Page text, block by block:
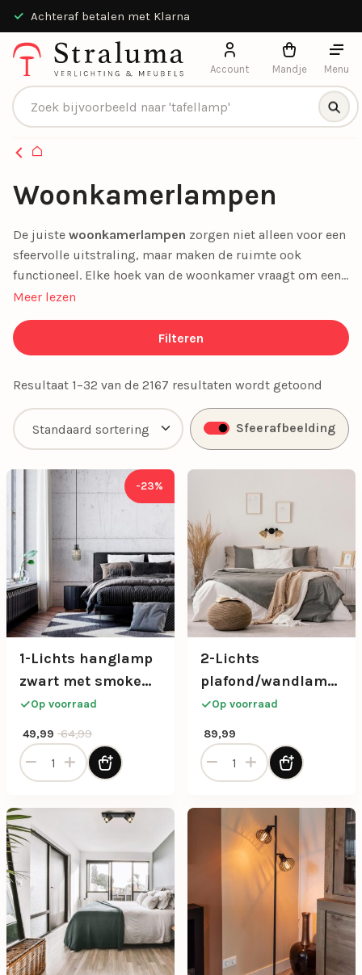
Achteraf betalen met Klarna
Producten zoeken
Account Mandje Menu
Woonkamerlampen
De juiste woonkamerlampen zorgen niet alleen voor een
sfeervolle uitstraling, maar maken de ruimte ook
functioneel. Elke hoek van de woonkamer vraagt om een
ander soort
Daarom is het belangrijk om vooraf te bedenken welke
activiteiten je in de woonkamer wilt doen en waar deze
eenvoudig waar de lichtpunten moeten komen. Op deze
manier zorg je ervoor dat elke hoek van de woonkamer
optimaal verlicht is.
Meer lezen
Filteren
Resultaat 1–32 van de 2167 resultaten wordt getoond
Sfeerafbeelding
-23%
1-Lichts hanglamp
zwart met smoke
glazen cilinder
Op voorraad
64,99
Oorspronkelijke prijs was: 64,99.
49,99
Huidige prijs is: 49,99.
1-Lichts hanglamp zwart met smoke glazen cilinder aantal
2-Lichts
plafond/wandlamp
zwart met bamboe
kappen
Op voorraad
89,99
2-Lichts plafond/